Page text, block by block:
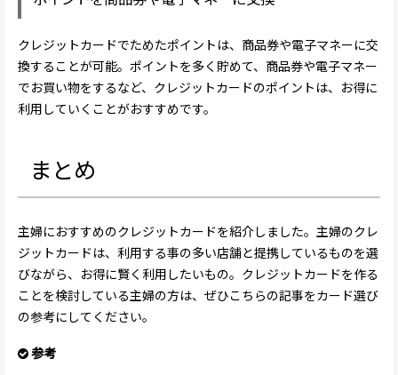
クレジットカードでためたポイントは、商品券や電子マネーに交
換することが可能。ポイントを多く貯めて、商品券や電子マネー
でお買い物をするなど、クレジットカードのポイントは、お得に
利用していくことがおすすめです。
まとめ
主婦におすすめのクレジットカードを紹介しました。主婦のクレ
ジットカードは、利用する事の多い店舗と提携しているものを選
びながら、お得に賢く利用したいもの。クレジットカードを作る
ことを検討している主婦の方は、ぜひこちらの記事をカード選び
の参考にしてください。
参考